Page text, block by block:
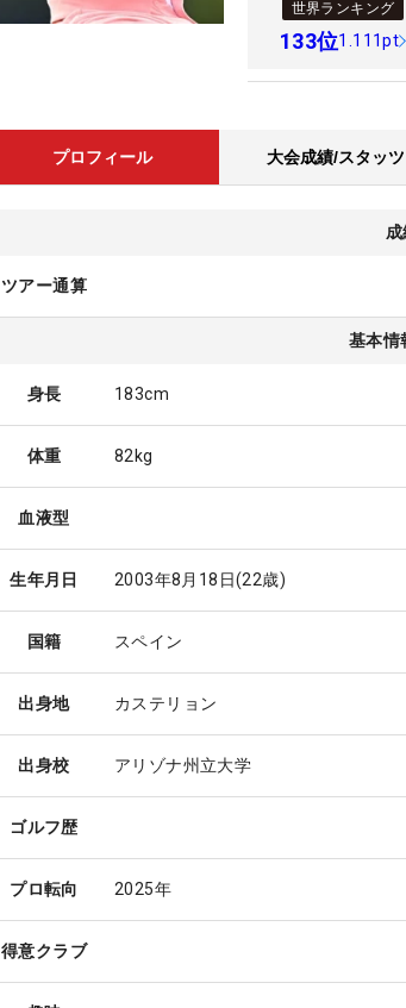
世界ランキング
133位1.111pt
プロフィール 大会成績/スタッツ
ツアー通算
基本情
身長 183cm
体重 82kg
血液型
生年月日 2003年8月18日(22歳)
国籍 スペイン
出身地 カステリョン
出身校 アリゾナ州立大学
ゴルフ歴
プロ転向 2025年
得意クラブ